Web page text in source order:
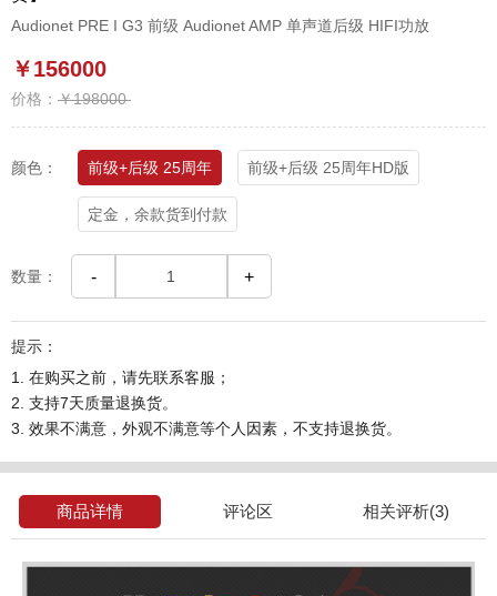
Audionet PRE I G3 前级 Audionet AMP 单声道后级 HIFI功放
￥156000
价格： ￥198000
颜色： 前级+后级 25周年 前级+后级 25周年HD版
定金，余款货到付款
数量： - +
提示：
1. 在购买之前，请先联系客服；
2. 支持7天质量退换货。
3. 效果不满意，外观不满意等个人因素，不支持退换货。
商品详情 评论区 相关评析(3)